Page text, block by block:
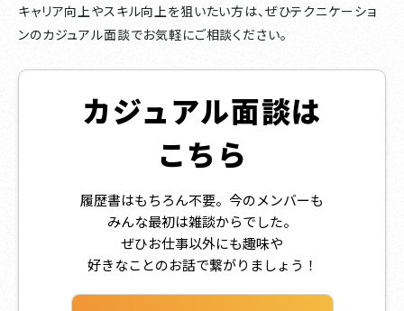
キャリア向上やスキル向上を狙いたい方は、ぜひテクニケーショ
ンのカジュアル面談でお気軽にご相談ください。
カジュアル面談は
こちら
履歴書はもちろん不要。今のメンバーも
みんな最初は雑談からでした。
ぜひお仕事以外にも趣味や
好きなことのお話で繋がりましょう！